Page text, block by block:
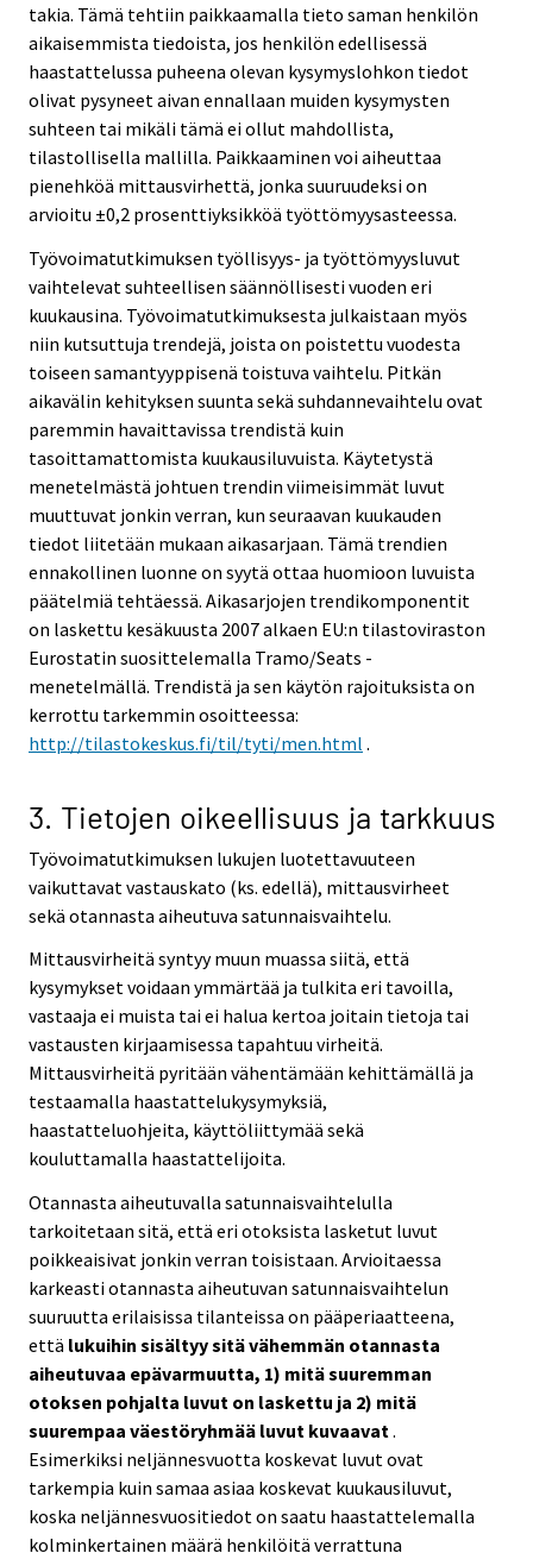
takia. Tämä tehtiin paikkaamalla tieto saman henkilön
aikaisemmista tiedoista, jos henkilön edellisessä
haastattelussa puheena olevan kysymyslohkon tiedot
olivat pysyneet aivan ennallaan muiden kysymysten
suhteen tai mikäli tämä ei ollut mahdollista,
tilastollisella mallilla. Paikkaaminen voi aiheuttaa
pienehköä mittausvirhettä, jonka suuruudeksi on
arvioitu ±0,2 prosenttiyksikköä työttömyysasteessa.
Työvoimatutkimuksen työllisyys- ja työttömyysluvut
vaihtelevat suhteellisen säännöllisesti vuoden eri
kuukausina. Työvoimatutkimuksesta julkaistaan myös
niin kutsuttuja trendejä, joista on poistettu vuodesta
toiseen samantyyppisenä toistuva vaihtelu. Pitkän
aikavälin kehityksen suunta sekä suhdannevaihtelu ovat
paremmin havaittavissa trendistä kuin
tasoittamattomista kuukausiluvuista. Käytetystä
menetelmästä johtuen trendin viimeisimmät luvut
muuttuvat jonkin verran, kun seuraavan kuukauden
tiedot liitetään mukaan aikasarjaan. Tämä trendien
ennakollinen luonne on syytä ottaa huomioon luvuista
päätelmiä tehtäessä. Aikasarjojen trendikomponentit
on laskettu kesäkuusta 2007 alkaen EU:n tilastoviraston
Eurostatin suosittelemalla Tramo/Seats -
menetelmällä. Trendistä ja sen käytön rajoituksista on
kerrottu tarkemmin osoitteessa:
http://tilastokeskus.fi/til/tyti/men.html .
3. Tietojen oikeellisuus ja tarkkuus
Työvoimatutkimuksen lukujen luotettavuuteen
vaikuttavat vastauskato (ks. edellä), mittausvirheet
sekä otannasta aiheutuva satunnaisvaihtelu.
Mittausvirheitä syntyy muun muassa siitä, että
kysymykset voidaan ymmärtää ja tulkita eri tavoilla,
vastaaja ei muista tai ei halua kertoa joitain tietoja tai
vastausten kirjaamisessa tapahtuu virheitä.
Mittausvirheitä pyritään vähentämään kehittämällä ja
testaamalla haastattelukysymyksiä,
haastatteluohjeita, käyttöliittymää sekä
kouluttamalla haastattelijoita.
Otannasta aiheutuvalla satunnaisvaihtelulla
tarkoitetaan sitä, että eri otoksista lasketut luvut
poikkeaisivat jonkin verran toisistaan. Arvioitaessa
karkeasti otannasta aiheutuvan satunnaisvaihtelun
suuruutta erilaisissa tilanteissa on pääperiaatteena,
että lukuihin sisältyy sitä vähemmän otannasta
aiheutuvaa epävarmuutta, 1) mitä suuremman
otoksen pohjalta luvut on laskettu ja 2) mitä
suurempaa väestöryhmää luvut kuvaavat.
Esimerkiksi neljännesvuotta koskevat luvut ovat
tarkempia kuin samaa asiaa koskevat kuukausiluvut,
koska neljännesvuositiedot on saatu haastattelemalla
kolminkertainen määrä henkilöitä verrattuna